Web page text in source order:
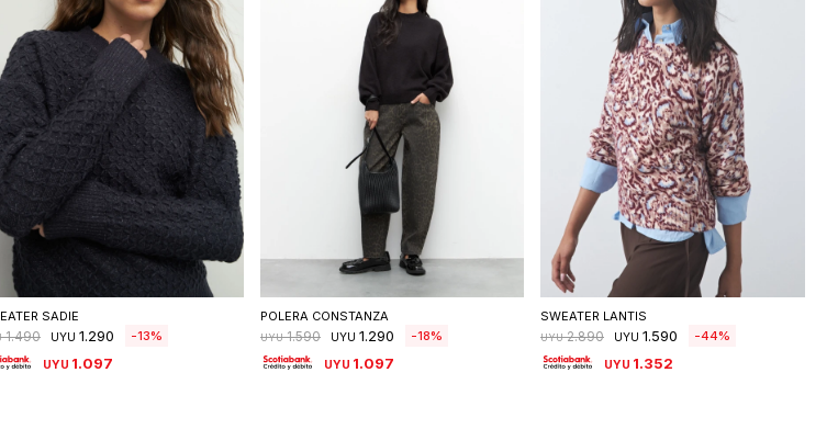
Seleccionar talle
SADIE
1.490 UYU 1.290 13
UYU 1.097
Seleccionar talle
POLERA CONSTANZA
UYU 1.590 UYU 1.290 18
UYU 1.097
Seleccionar talle
SWEATER LANTIS
UYU 2.890 UYU 1.590 44
UYU 1.352